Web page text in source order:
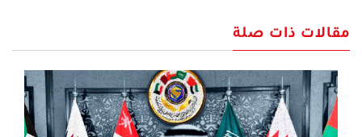
مقالات ذات صلة